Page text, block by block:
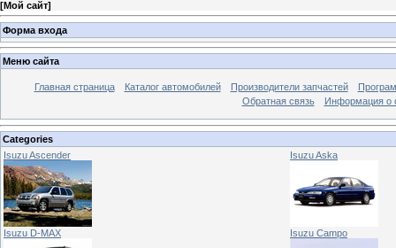
[Мой сайт]
Форма входа
Меню сайта
Главная страница Каталог автомобилей Производители запчастей
Обратная связь
Информация о
Categories
Isuzu Ascender
Isuzu Aska
Isuzu D-MAX Isuzu Campo